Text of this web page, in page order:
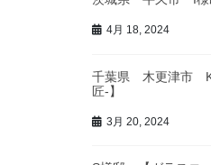
4月 18, 2024
千葉県 木更津市
匠-】
3月 20, 2024